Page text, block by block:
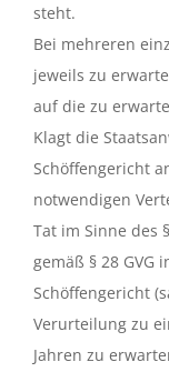
steht.
Bei mehreren
jeweils zu
auf die zu
Klagt die
Schöffengericht
notwendigen
Tat im Sinne des
gemäß § 28 GVG
Schöffengericht
Verurteilung zu
Jahren zu